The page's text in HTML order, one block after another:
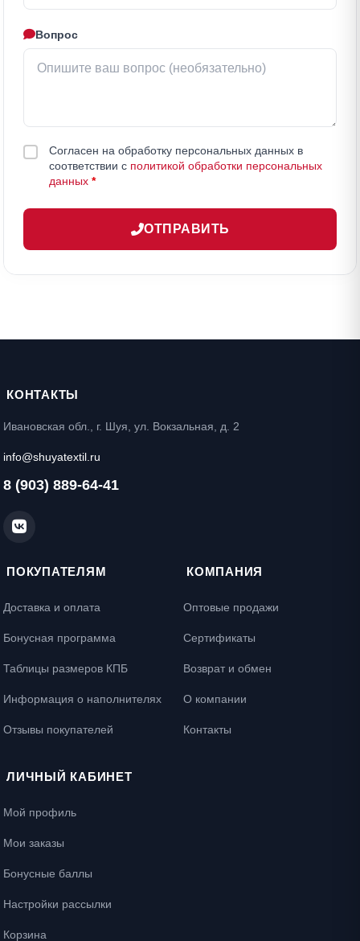
Вопрос
Согласен на обработку персональных данных в
соответствии с политикой обработки персональных
данных *
ОТПРАВИТЬ
КОНТАКТЫ
Ивановская обл., г. Шуя, ул. Вокзальная, д. 2
info@shuyatextil.ru
8 (903) 889-64-41
ПОКУПАТЕЛЯМ
Доставка и оплата
Бонусная программа
Таблицы размеров КПБ
Информация о наполнителях
Отзывы покупателей
КОМПАНИЯ
Оптовые продажи
Сертификаты
Возврат и обмен
О компании
Контакты
ЛИЧНЫЙ КАБИНЕТ
Мой профиль
Мои заказы
Бонусные баллы
Настройки рассылки
Корзина